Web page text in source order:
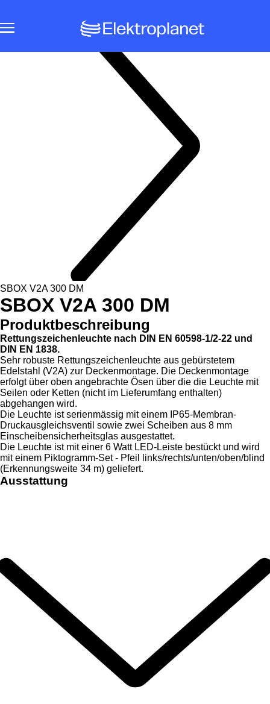
SBOX V2A 300 DM
SBOX V2A 300 DM
Produktbeschreibung
Rettungszeichenleuchte nach DIN EN 60598-1/2-22 und
DIN EN 1838.
Sehr robuste Rettungszeichenleuchte aus gebürstetem
Edelstahl (V2A) zur Deckenmontage. Die Deckenmontage
erfolgt über oben angebrachte Ösen über die die Leuchte mit
Seilen oder Ketten (nicht im Lieferumfang enthalten)
abgehangen wird.
Die Leuchte ist serienmässig mit einem IP65-Membran-
Druckausgleichsventil sowie zwei Scheiben aus 8 mm
Einscheibensicherheitsglas ausgestattet.
Die Leuchte ist mit einer 6 Watt LED-Leiste bestückt und wird
mit einem Piktogramm-Set - Pfeil links/rechts/unten/oben/blind
(Erkennungsweite 34 m) geliefert.
Ausstattung